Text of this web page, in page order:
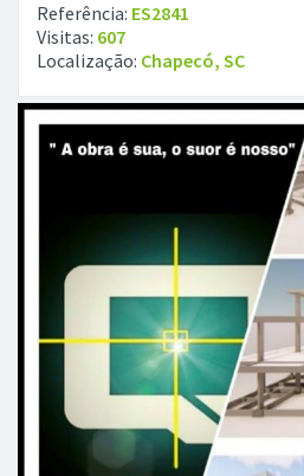
Referência: ES2841
Visitas: 607
Localização: Chapecó, SC